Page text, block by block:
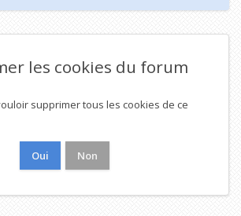
les cookies du forum
supprimer tous les cookies de ce